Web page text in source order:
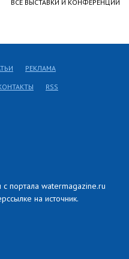
ВСЕ ВЫСТАВКИ И КОНФЕРЕНЦИИ
портала watermagazine.ru
на источник.
РЕКЛАМА
RSS